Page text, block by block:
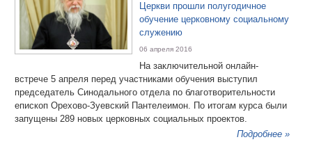
Церкви прошли полугодичное
обучение церковному социальному
служению
06 апреля 2016
На заключительной онлайн-
встрече 5 апреля перед участниками обучения выступил
председатель Синодального отдела по благотворительности
епископ Орехово-Зуевский Пантелеимон. По итогам курса были
запущены 289 новых церковных социальных проектов.
Подробнее »